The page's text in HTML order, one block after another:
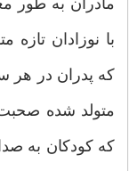
با نوزادان
متولد شده صحبت
که کودکان به